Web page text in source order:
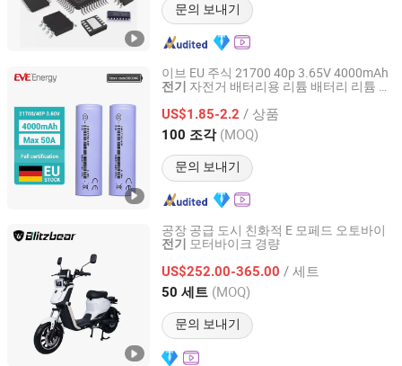
문의 보내기
이브 EU 주식 21700 40p 3.65V 4000mAh
전기
자전거 배터리용 리튬 배터리 리튬 셀
US$1.85-2.2 / 상품
100 조각 (MOQ)
문의 보내기
Guangdong, China 이후 2024
공장 공급 도시 친화적 E 모페드 오토바이
전기
모터바이크 경량
US$252.00-365.00 / 세트
50 세트 (MOQ)
문의 보내기
BLITZBEAR E MOTO CO., LTD.
Jiangsu, China 이후 2025